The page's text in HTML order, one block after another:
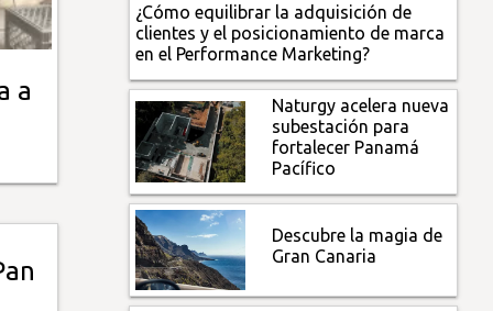
a
¿Cómo equilibrar la adquisición de
clientes y el posicionamiento de marca
en el Performance Marketing?
Naturgy acelera nueva
subestación para
fortalecer Panamá
Pacífico
Descubre la magia de
Gran Canaria